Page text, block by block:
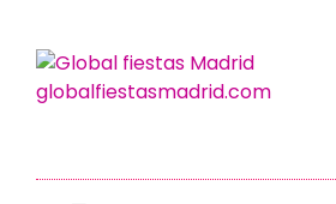
globalfiestasmadrid.com